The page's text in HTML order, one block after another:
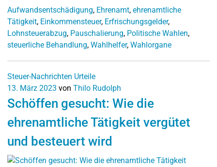
Aufwandsentschädigung, Ehrenamt, ehrenamtliche
Tätigkeit, Einkommensteuer, Erfrischungsgelder,
Lohnsteuerabzug, Pauschalierung, Politische Wahlen,
steuerliche Behandlung, Wahlhelfer, Wahlorgane
Steuer-Nachrichten Urteile
13. März 2023 von Thilo Rudolph
Schöffen gesucht: Wie die
ehrenamtliche Tätigkeit vergütet
und besteuert wird